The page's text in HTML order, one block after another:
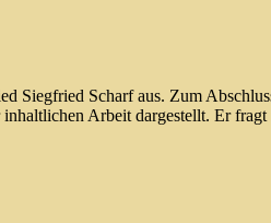
Scharf aus. Zum
Arbeit dargestellt. Er